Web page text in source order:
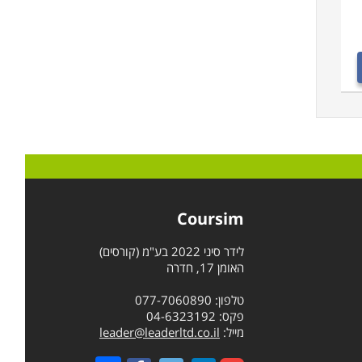
Coursim
לידר סיני 2022 בע"מ (קורסים)
האומן 17, חדרה
טלפון: 077-7060890
פקס: 04-6323192
מייל: leader@leaderltd.co.il